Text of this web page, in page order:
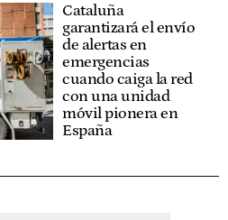
Cataluña
garantizará el envío
de alertas en
emergencias
cuando caiga la red
con una unidad
móvil pionera en
España